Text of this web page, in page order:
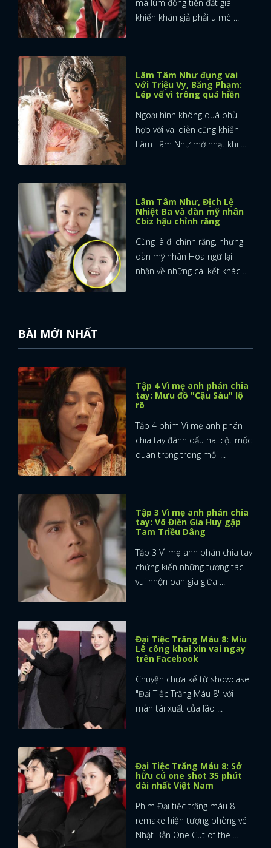
má lúm đồng tiền đắt giá
khiến khán giả phải u mê ...
Lâm Tâm Như đụng vai
với Triệu Vy, Băng Phạm:
Lép vế vì trông quá hiền
Ngoại hình không quá phù
hợp với vai diễn cũng khiến
Lâm Tâm Như mờ nhạt khi ...
Lâm Tâm Như, Địch Lệ
Nhiệt Ba và dàn mỹ nhân
Cbiz hậu chỉnh răng
Cùng là đi chỉnh răng, nhưng
dàn mỹ nhân Hoa ngữ lại
nhận về những cái kết khác ...
BÀI MỚI NHẤT
Tập 4 Vì mẹ anh phán chia
tay: Mưu đồ "Cậu Sáu" lộ
rõ
Tập 4 phim Vì mẹ anh phán
chia tay đánh dấu hai cột mốc
quan trọng trong mối ...
Tập 3 Vì mẹ anh phán chia
tay: Võ Điền Gia Huy gặp
Tam Triều Dâng
Tập 3 Vì mẹ anh phán chia tay
chứng kiến những tương tác
vui nhộn oan gia giữa ...
Đại Tiệc Trăng Máu 8: Miu
Lê công khai xin vai ngay
trên Facebook
Chuyện chưa kể từ showcase
"Đại Tiệc Trăng Máu 8" với
màn tái xuất của lão ...
Đại Tiệc Trăng Máu 8: Sở
hữu cú one shot 35 phút
dài nhất Việt Nam
Phim Đại tiệc trăng máu 8
remake hiện tượng phòng vé
Nhật Bản One Cut of the ...